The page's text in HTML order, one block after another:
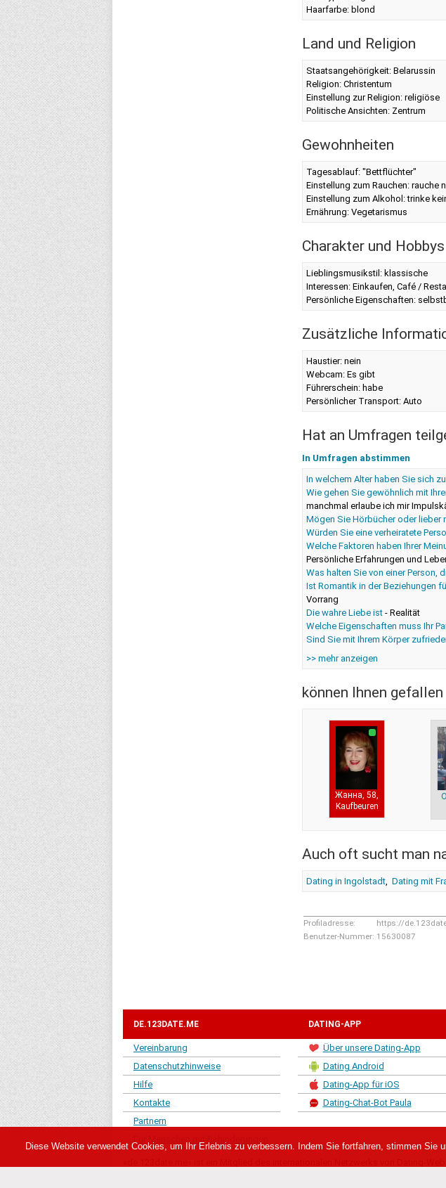
Haarfarbe: blond
Land und Religion
Staatsangehörigkeit: Belarussin
Religion: Christentum
Einstellung zur Religion: religiöse
Politische Ansichten: Zentrum
Gewohnheiten
Tagesablauf: "Bettflüchter"
Einstellung zum Rauchen: rauche
Einstellung zum Alkohol: trinke
Ernährung: Vegetarismus
Charakter und Hobbys
Lieblingsmusikstil: klassische
Interessen: Einkaufen, Café /
Persönliche Eigenschaften:
Zusätzliche
Haustier: nein
Webcam: Es gibt
Führerschein: habe
Persönlicher Transport: Auto
Hat an Umfragen
In Umfragen abstimmen
In welchem ​​Alter haben Sie sich
Wie gehen Sie gewöhnlich mit
manchmal erlaube ich mir
Mögen Sie Hörbücher oder lieber
Würden Sie eine verheiratete
Welche Faktoren haben Ihrer
Persönliche Erfahrungen und
Was halten Sie von einer Person,
Ist Romantik in der Beziehungen
Vorrang
Die wahre Liebe ist - Realität
Welche Eigenschaften muss Ihr
Sind Sie mit Ihrem Körper
>> mehr anzeigen
können Ihnen gefallen
Жанна, 58,
Kaufbeuren
Auch oft sucht man
Dating in Ingolstadt, Dating mit
Profiladresse:
https://
Benutzer-Nummer: 15630087
DE.123DATE.ME DATING-APP
Vereinbarung
Datenschutzhinweise
Hilfe
Kontakte
Partnern
Über unsere Dating-App
Dating Android
Dating-App für iOS
Dating-Chat-Bot Paula
Diese Website verwendet Cookies, um Ihr Erlebnis zu verbessern. Indem Sie fortfahren, stimmen Sie